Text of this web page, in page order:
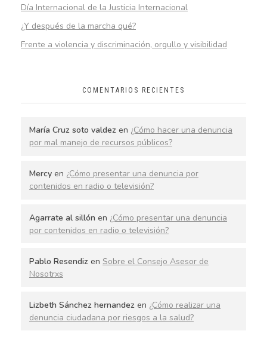
Día Internacional de la Justicia Internacional
¿Y después de la marcha qué?
Frente a violencia y discriminación, orgullo y visibilidad
COMENTARIOS RECIENTES
María Cruz soto valdez en ¿Cómo hacer una denuncia
por mal manejo de recursos públicos?
Mercy en ¿Cómo presentar una denuncia por
contenidos en radio o televisión?
Agarrate al sillón en ¿Cómo presentar una denuncia
por contenidos en radio o televisión?
Pablo Resendiz en Sobre el Consejo Asesor de
Nosotrxs
Lizbeth Sánchez hernandez en ¿Cómo realizar una
denuncia ciudadana por riesgos a la salud?